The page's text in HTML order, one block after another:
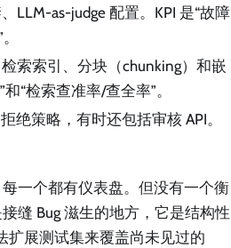
LLM-as-judge 配置。KPI 是“故障
索索引、分块（chunking）和嵌
“检索查准率/查全率”。
策略，有时还包括审核 API。
一个都有仪表盘。但没有一个衡
缝 Bug 滋生的地方，它是结构性
展测试集来覆盖尚未见过的